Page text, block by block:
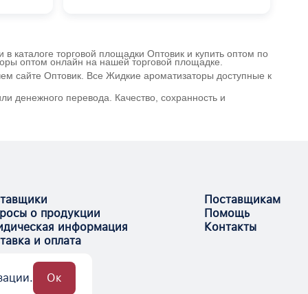
каталоге торговой площадки Оптовик и купить оптом по
оптом онлайн на нашей торговой площадке.
сайте Оптовик. Все Жидкие ароматизаторы доступные к
денежного перевода. Качество, сохранность и
о продукции
информация
и оплата
Поставщикам
Помощь
Контакты
Ок